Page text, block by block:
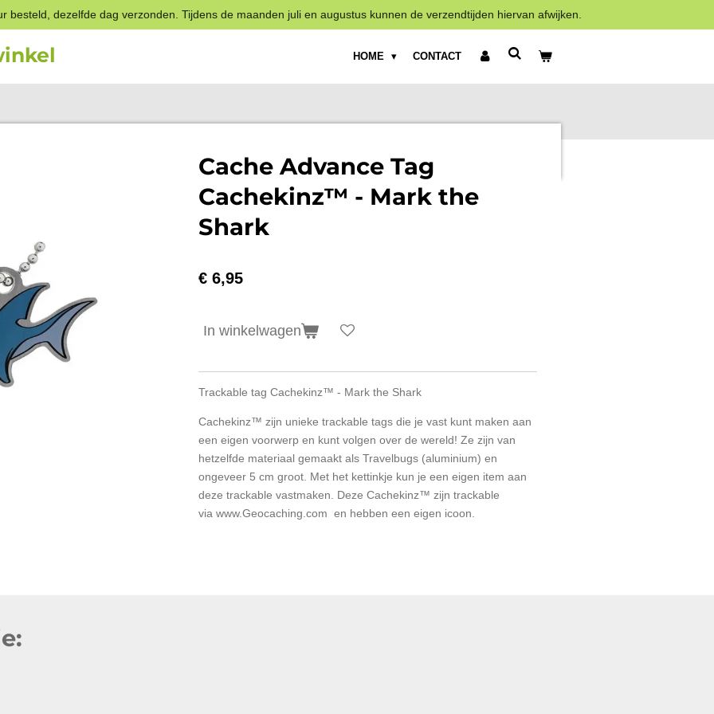
besteld, dezelfde dag verzonden. Tijdens de maanden juli en augustus kunnen de verzendtijden hiervan afwijken.
HOME CONTACT
Cache Advance Tag
Cachekinz™ - Mark the
Shark
€ 6,95
In winkelwagen
Trackable tag Cachekinz™ - Mark the Shark
Cachekinz™ zijn unieke trackable tags die je vast kunt maken aan
een eigen voorwerp en kunt volgen over de wereld! Ze zijn van
hetzelfde materiaal gemaakt als Travelbugs (aluminium) en
ongeveer 5 cm groot. Met het kettinkje kun je een eigen item aan
deze trackable vastmaken. Deze Cachekinz™ zijn trackable
via www.Geocaching.com en hebben een eigen icoon.